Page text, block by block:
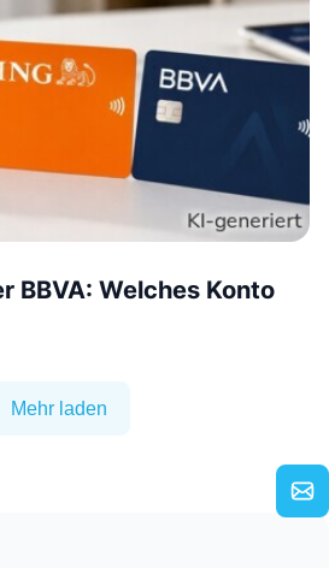
BBVA: Welches Konto
Mehr laden